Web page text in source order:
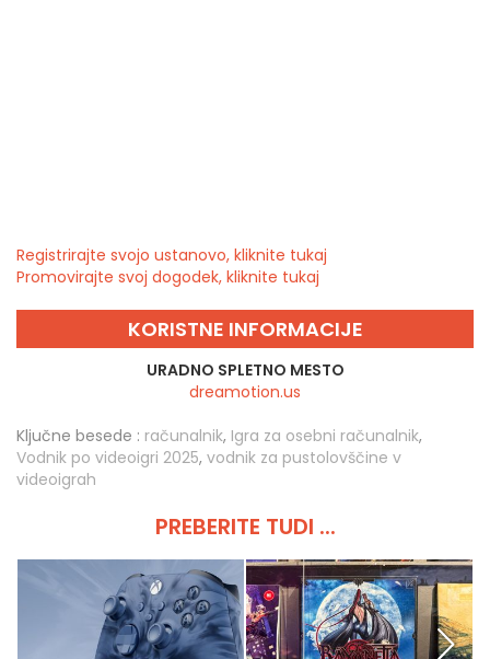
Registrirajte svojo ustanovo, kliknite tukaj
Promovirajte svoj dogodek, kliknite tukaj
KORISTNE INFORMACIJE
URADNO SPLETNO MESTO
dreamotion.us
Ključne besede : računalnik, Igra za osebni računalnik,
Vodnik po videoigri 2025, vodnik za pustolovščine v
videoigrah
PREBERITE TUDI ...